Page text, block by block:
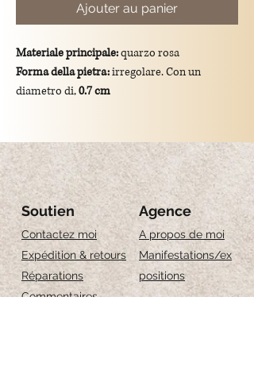
Ajouter au panier
Materiale principale:quarzo rosa
Forma della pietra:irregolare. Con un
diametro di,0.7 cm
3.7 cm
Montatura:
gancio e catena in argento
925/placcato oro.
Significato simbolico:
Il Quarzo rosa
simboleggia amore, dolcezza e armonia, ed è
associato a empatia, calma interiore e
relazioni affettive equilibrate.
Soutien
Contactez moi
Expédition & retours
Réparations
Commentaires
Agence
A propos de moi
Manifestations/ex
positions